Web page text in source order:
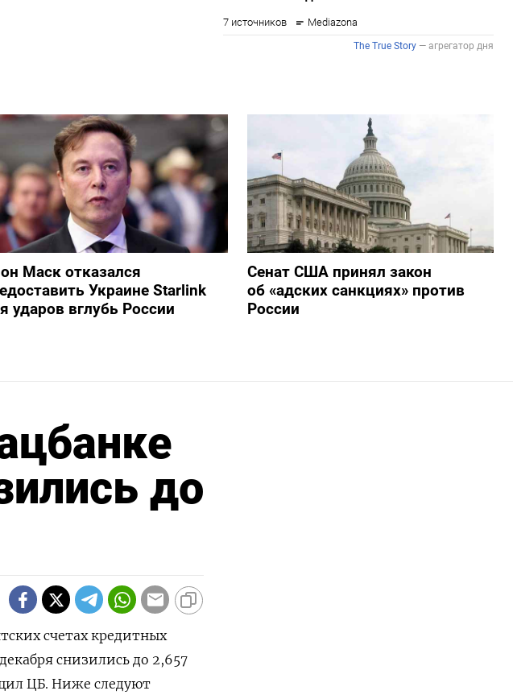
Маск отказался
Украине Starlink
ударов вглубь России
Сенат США принял закон
об «адских санкциях» против
России
до
счетах кредитных
‌снизились до ​2,657
ЦБ. Ниже следуют